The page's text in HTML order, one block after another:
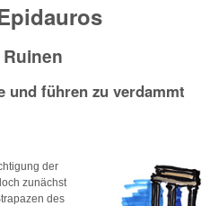
und führen zu verdammt
der
zunächst
des